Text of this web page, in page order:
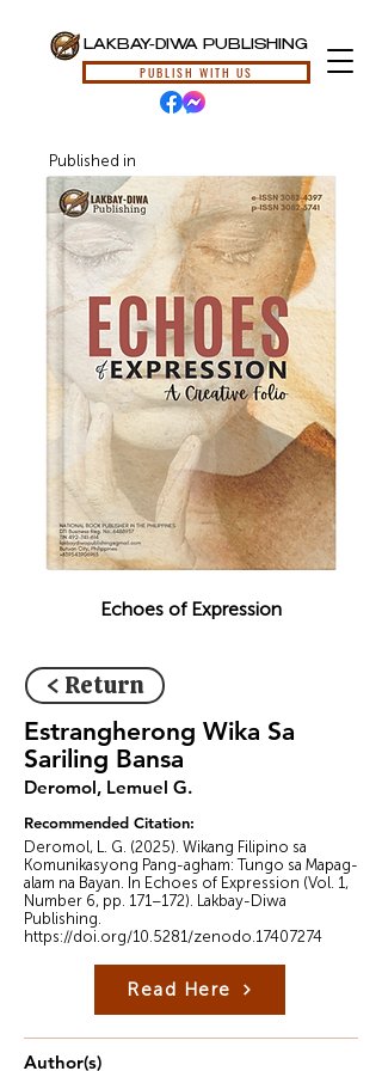
LAKBAY-DIWA PUBLISHING
PUBLISH WITH US
Published in
Echoes of Expression
< Return
Estrangherong Wika Sa
Sariling Bansa
Deromol, Lemuel G.
Recommended Citation:
Deromol, L. G. (2025). Wikang Filipino sa
Komunikasyong Pang-agham: Tungo sa Mapag-
alam na Bayan. In Echoes of Expression (Vol. 1,
Number 6, pp. 171–172). Lakbay-Diwa
Publishing.
https://doi.org/10.5281/zenodo.17407274
Read Here
Author(s)